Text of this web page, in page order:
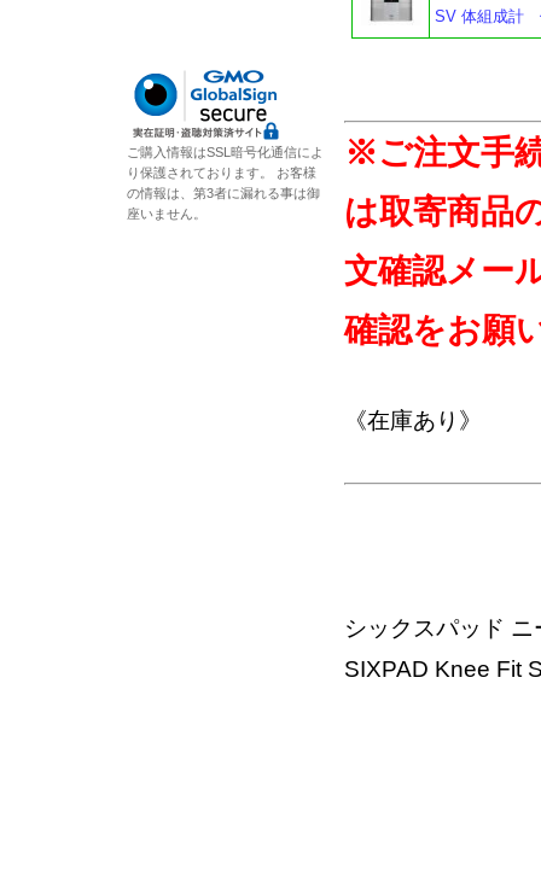
SV 体組成計
※ご注文手
は取寄商品
文確認メー
確認をお願
《在庫あり》
シックスパッド
SIXPAD Knee Fit
ご購入情報はSSL暗号化通信によ
り保護されております。 お客様
の情報は、第3者に漏れる事は御
座いません。